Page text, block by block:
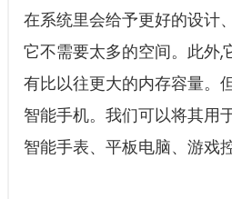
在系统里会给予更好的设计
它不需要太多的空间。此外,
有比以往更大的内存容量。
智能手机。我们可以将其用
智能手表、平板电脑、游戏